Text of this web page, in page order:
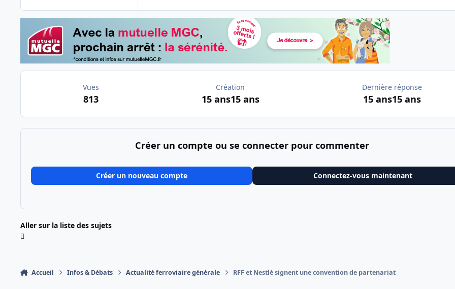
Vues
813
Création
15 ans15 ans
Dernière réponse
15 ans15 ans
Créer un compte ou se connecter pour commenter
Créer un nouveau compte Connectez-vous maintenant
Aller sur la liste des sujets
Accueil Infos & Débats Actualité ferroviaire générale RFF et Nestlé signent une convention de partenariat